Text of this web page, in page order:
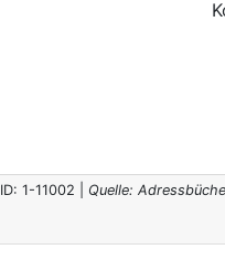
ID: 1-11002 | Quelle: